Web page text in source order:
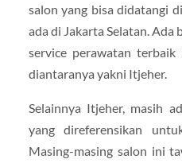
salon yang bisa didatangi
ada di Jakarta Selatan. Ada
service perawatan terbaik
diantaranya yakni Itjeher.
Selainnya Itjeher, masih
yang direferensikan
Masing-masing salon ini